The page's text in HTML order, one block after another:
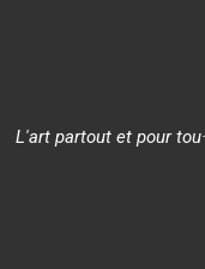
L'art partout et pour